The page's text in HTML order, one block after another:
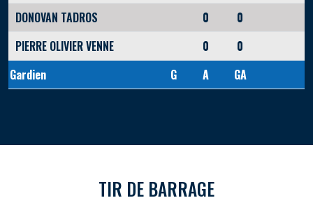
DONOVAN TADROS
0
0
PIERRE OLIVIER VENNE
0
0
Gardien
G A GA
TIR DE BARRAGE